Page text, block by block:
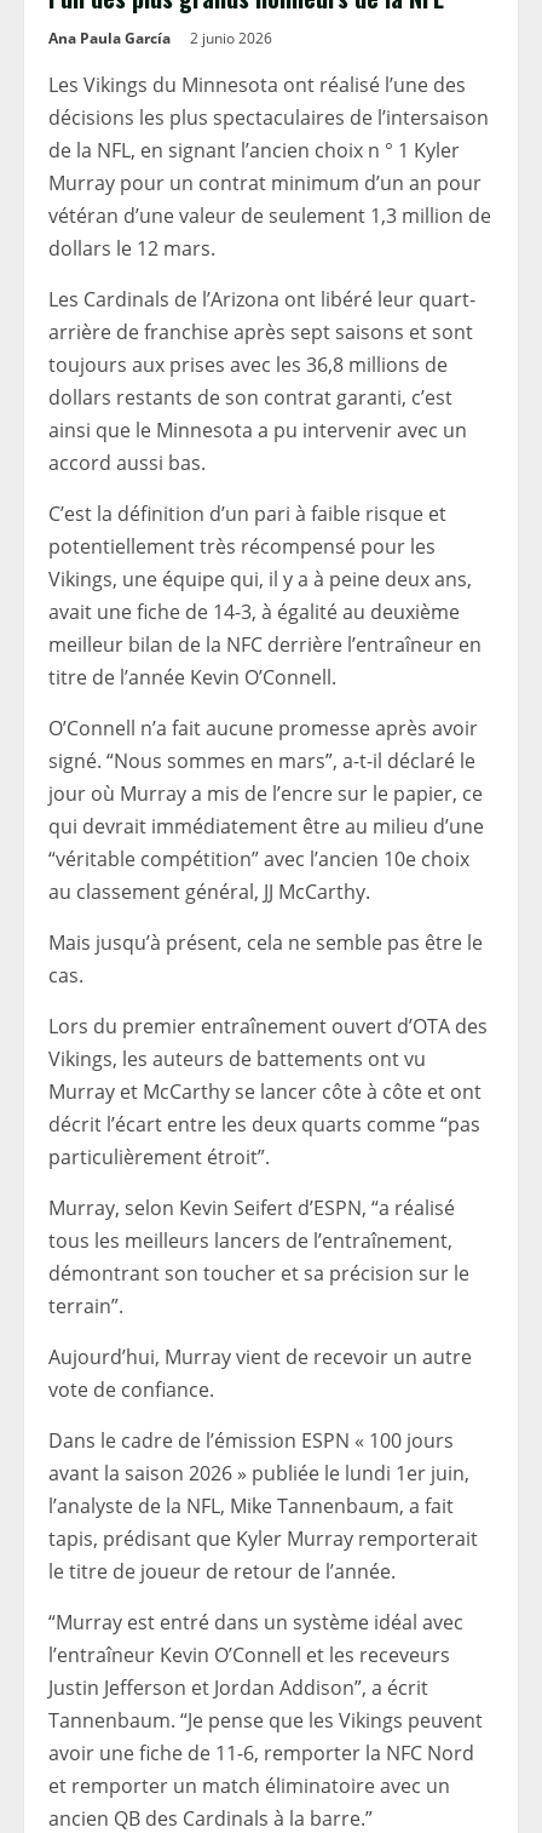
Ana Paula García 2 junio 2026
Les Vikings du Minnesota ont réalisé l’une des
décisions les plus spectaculaires de l’intersaison
de la NFL, en signant l’ancien choix n ° 1 Kyler
Murray pour un contrat minimum d’un an pour
vétéran d’une valeur de seulement 1,3 million de
dollars le 12 mars.
Les Cardinals de l’Arizona ont libéré leur quart-
arrière de franchise après sept saisons et sont
toujours aux prises avec les 36,8 millions de
dollars restants de son contrat garanti, c’est
ainsi que le Minnesota a pu intervenir avec un
accord aussi bas.
C’est la définition d’un pari à faible risque et
potentiellement très récompensé pour les
Vikings, une équipe qui, il y a à peine deux ans,
avait une fiche de 14-3, à égalité au deuxième
meilleur bilan de la NFC derrière l’entraîneur en
titre de l’année Kevin O’Connell.
O’Connell n’a fait aucune promesse après avoir
signé. “Nous sommes en mars”, a-t-il déclaré le
jour où Murray a mis de l’encre sur le papier, ce
qui devrait immédiatement être au milieu d’une
“véritable compétition” avec l’ancien 10e choix
au classement général, JJ McCarthy.
Mais jusqu’à présent, cela ne semble pas être le
cas.
Lors du premier entraînement ouvert d’OTA des
Vikings, les auteurs de battements ont vu
Murray et McCarthy se lancer côte à côte et ont
décrit l’écart entre les deux quarts comme “pas
particulièrement étroit”.
Murray, selon Kevin Seifert d’ESPN, “a réalisé
tous les meilleurs lancers de l’entraînement,
démontrant son toucher et sa précision sur le
terrain”.
Aujourd’hui, Murray vient de recevoir un autre
vote de confiance.
Dans le cadre de l’émission ESPN « 100 jours
avant la saison 2026 » publiée le lundi 1er juin,
l’analyste de la NFL, Mike Tannenbaum, a fait
tapis, prédisant que Kyler Murray remporterait
le titre de joueur de retour de l’année.
“Murray est entré dans un système idéal avec
l’entraîneur Kevin O’Connell et les receveurs
Justin Jefferson et Jordan Addison”, a écrit
Tannenbaum. “Je pense que les Vikings peuvent
avoir une fiche de 11-6, remporter la NFC Nord
et remporter un match éliminatoire avec un
ancien QB des Cardinals à la barre.”